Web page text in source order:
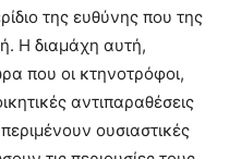
της ευθύνης που της
Η διαμάχη αυτή,
που οι κτηνοτρόφοι,
αντιπαραθέσεις
ουσιαστικές